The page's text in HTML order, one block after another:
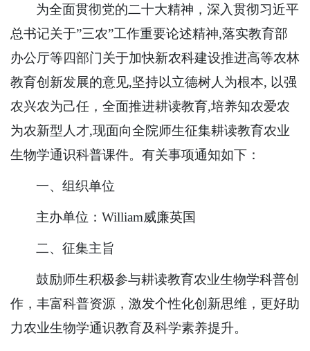
为全面贯彻党的二十大精神，深入贯彻习近平
总书记关于”三农”工作重要论述精神,落实教育部
办公厅等四部门关于加快新农科建设推进高等农林
教育创新发展的意见,坚持以立德树人为根本, 以强
农兴农为己任，全面推进耕读教育,培养知农爱农
为农新型人才,现面向全院师生征集耕读教育农业
生物学通识科普课件。有关事项通知如下：
一、组织单位
主办单位：William威廉英国
二、征集主旨
鼓励师生积极参与耕读教育农业生物学科普创
作，丰富科普资源，激发个性化创新思维，更好助
力农业生物学通识教育及科学素养提升。